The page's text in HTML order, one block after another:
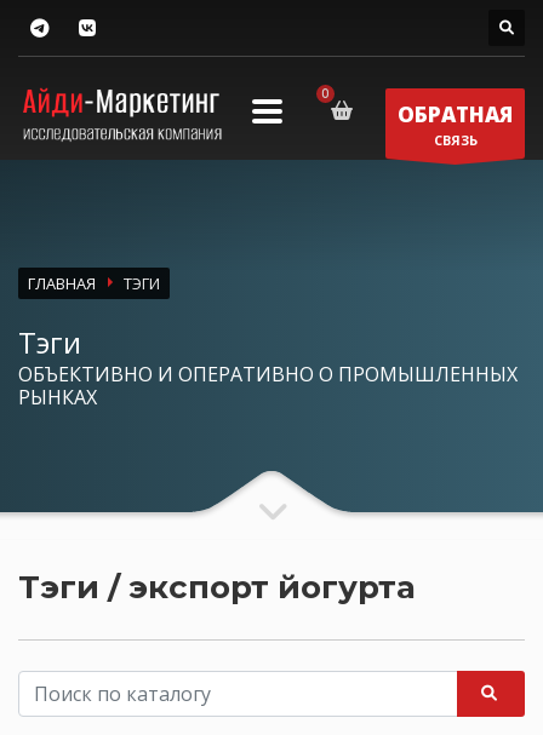
ОБРАТНАЯ
СВЯЗЬ
ГЛАВНАЯ ТЭГИ
Тэги
ОБЪЕКТИВНО И ОПЕРАТИВНО О ПРОМЫШЛЕННЫХ
РЫНКАХ
Тэги / экспорт йогурта